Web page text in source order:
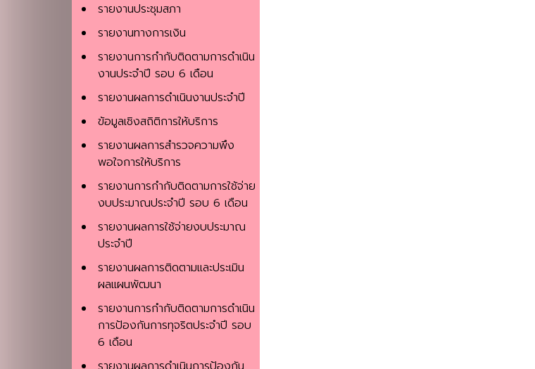
รายงานประชุมสภา
รายงานทางการเงิน
รายงานการกำกับติดตามการดำเนิน
งานประจำปี รอบ 6 เดือน
รายงานผลการดำเนินงานประจำปี
ข้อมูลเชิงสถิติการให้บริการ
รายงานผลการสำรวจความพึง
พอใจการให้บริการ
รายงานการกำกับติดตามการใช้จ่าย
งบประมาณประจำปี รอบ 6 เดือน
รายงานผลการใช้จ่ายงบประมาณ
ประจำปี
รายงานผลการติดตามและประเมิน
ผลแผนพัฒนา
รายงานการกำกับติดตามการดำเนิน
การป้องกันการทุจริตประจำปี รอบ
6 เดือน